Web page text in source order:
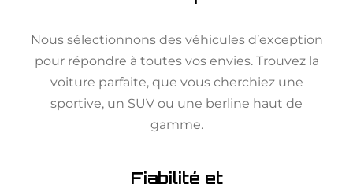
Nous sélectionnons des véhicules d’exception
pour répondre à toutes vos envies. Trouvez la
voiture parfaite, que vous cherchiez une
sportive, un SUV ou une berline haut de
gamme.
Fiabilité et